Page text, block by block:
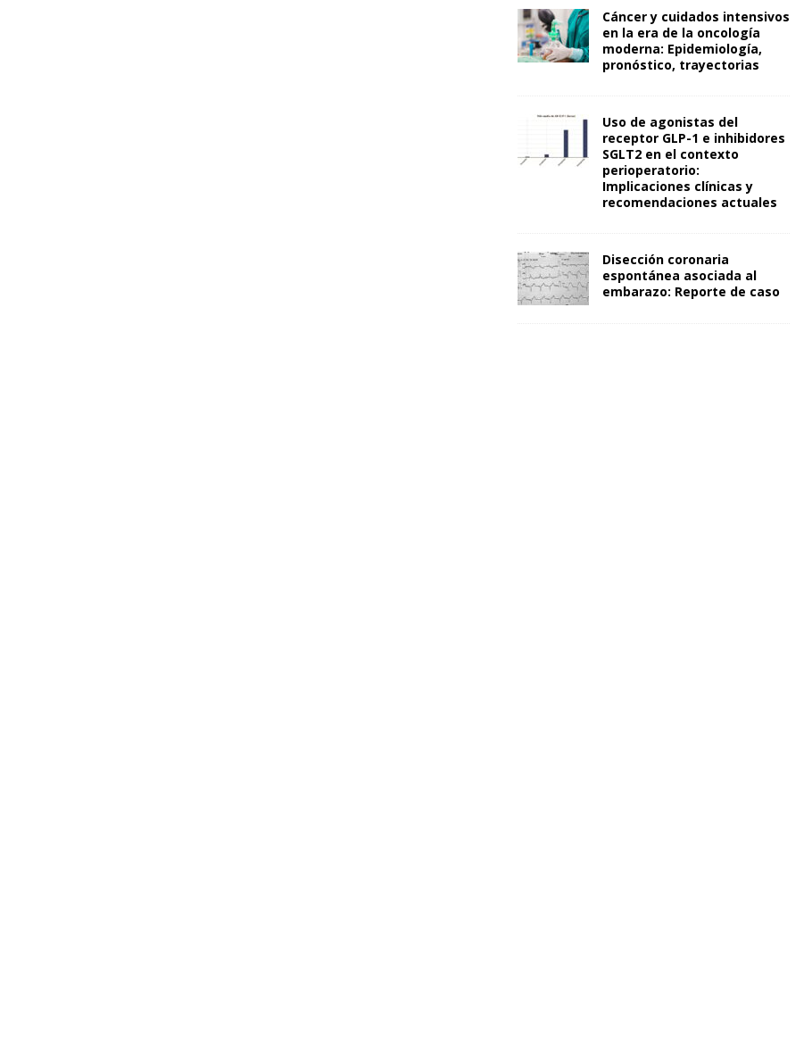
Cáncer y cuidados intensivos
en la era de la oncología
moderna: Epidemiología,
pronóstico, trayectorias
Uso de agonistas del
receptor GLP-1 e inhibidores
SGLT2 en el contexto
perioperatorio:
Implicaciones clínicas y
recomendaciones actuales
Disección coronaria
espontánea asociada al
embarazo: Reporte de caso